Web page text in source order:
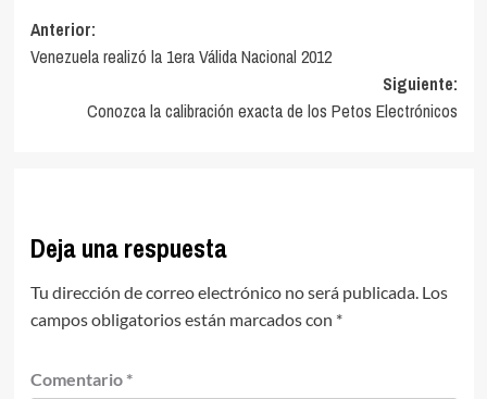
Navegación
de
entradas
Anterior:
Venezuela realizó la 1era Válida Nacional 2012
Siguiente:
Conozca la calibración exacta de los Petos Electrónicos
Deja una respuesta
Tu dirección de correo electrónico no será publicada. Los
campos obligatorios están marcados con *
Comentario *